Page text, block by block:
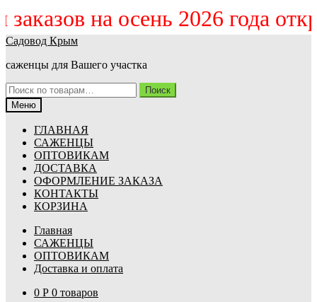
заказов на осень 2026 года
Перейти
навигации
Перейти
содержимому
Садовод Крым
саженцы для Вашего участка
Искать:
Поиск
Меню
ГЛАВНАЯ
САЖЕНЦЫ
ОПТОВИКАМ
ДОСТАВКА
ОФОРМЛЕНИЕ ЗАКАЗА
КОНТАКТЫ
КОРЗИНА
Главная
САЖЕНЦЫ
ОПТОВИКАМ
Доставка и оплата
0 Р 0 товаров